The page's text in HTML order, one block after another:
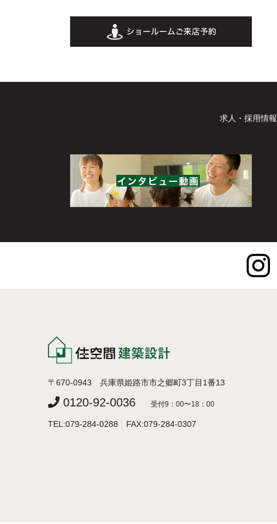
求人・採用情報
〒670-0943 兵庫県姫路市市之郷町3丁目1番13
0120-92-0036 受付9：00〜18：00
TEL:079-284-0288 FAX:079-284-0307